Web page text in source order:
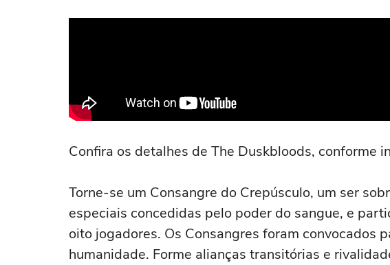
Confira os detalhes de The Duskbloods, conforme
Torne-se um Consangre do Crepúsculo, um ser
especiais concedidas pelo poder do sangue, e
oito jogadores. Os Consangres foram convocados
humanidade. Forme alianças transitórias e